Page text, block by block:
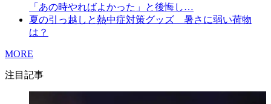
「あの時やればよかった」と後悔し…
夏の引っ越しと熱中症対策グッズ 暑さに弱い荷物
は？
MORE
注目記事